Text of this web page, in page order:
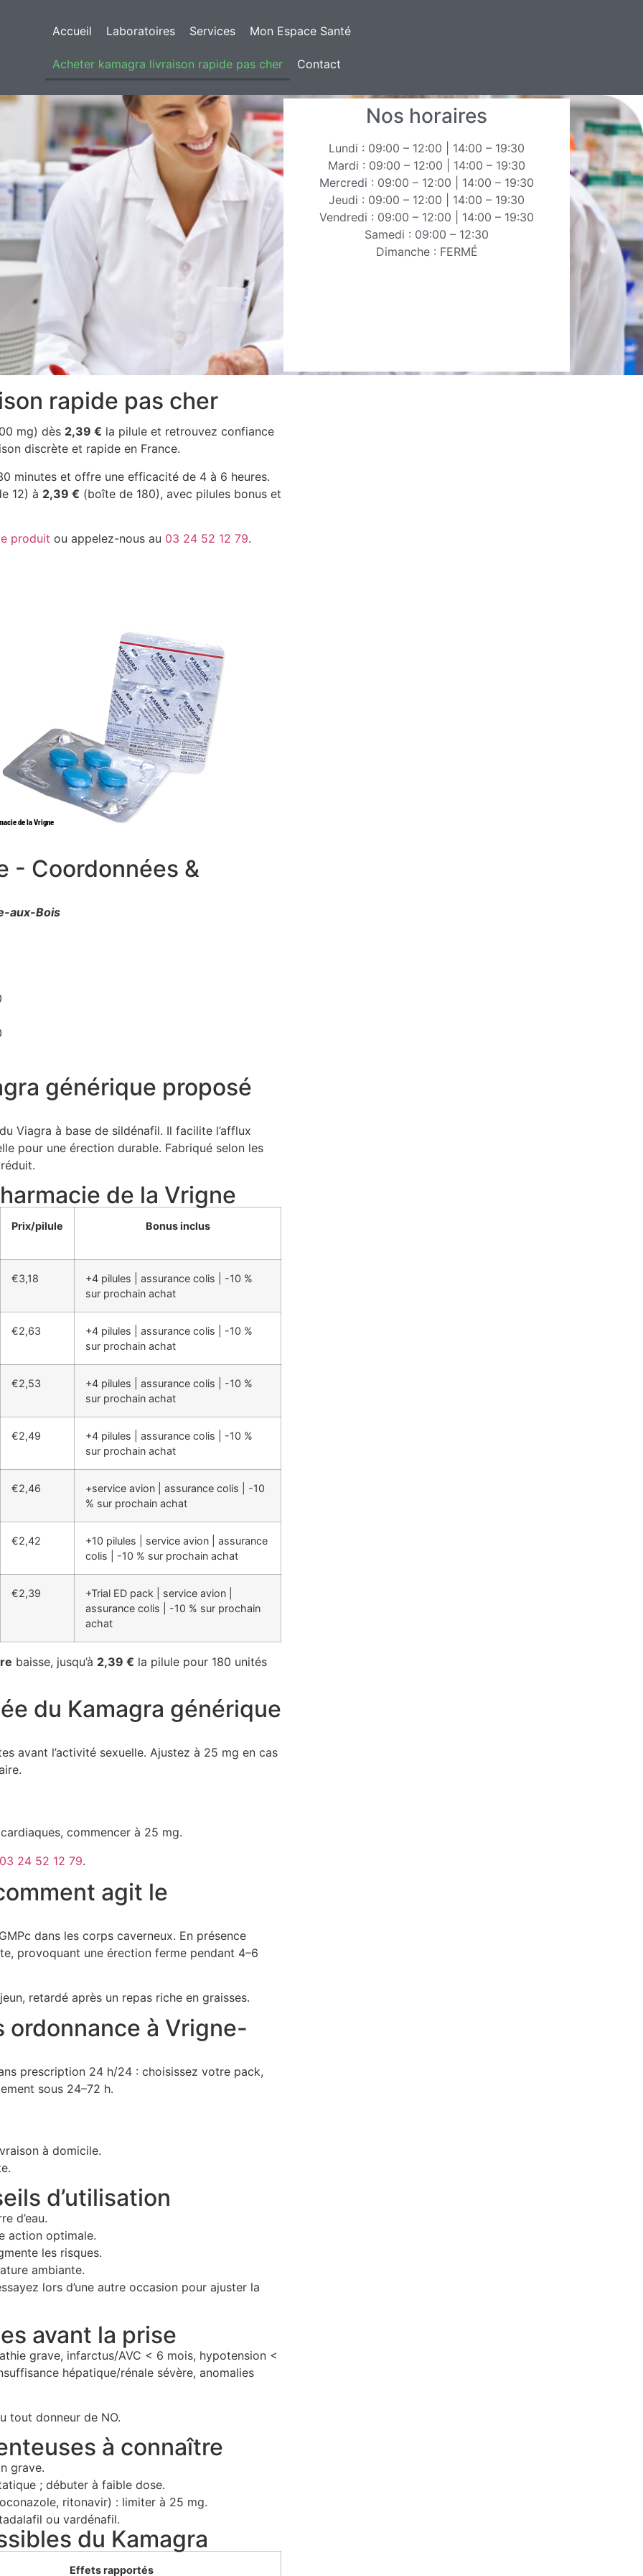
Accueil Laboratoires Services Mon Espace Santé
Acheter kamagra livraison rapide pas cher Contact
Nos horaires
Lundi : 09:00 – 12:00 | 14:00 – 19:30
Mardi : 09:00 – 12:00 | 14:00 – 19:30
Mercredi : 09:00 – 12:00 | 14:00 – 19:30
Jeudi : 09:00 – 12:00 | 14:00 – 19:30
Vendredi : 09:00 – 12:00 | 14:00 – 19:30
Samedi : 09:00 – 12:30
Dimanche : FERMÉ
rapide pas cher
mg) dès 2,39 € la pilule et retrouvez confiance
discrète et rapide en France.
minutes et offre une efficacité de 4 à 6 heures.
12) à 2,39 € (boîte de 180), avec pilules bonus et
produit ou appelez-nous au 03 24 52 12 79.
- Coordonnées &
aux-Bois
générique proposé
Viagra à base de sildénafil. Il facilite l’afflux
pour une érection durable. Fabriqué selon les
de la Vrigne
Prix/pilule Bonus inclus
€3,18
+4 pilules | assurance colis | -10 %
sur prochain achat
€2,63
+4 pilules | assurance colis | -10 %
sur prochain achat
€2,53
+4 pilules | assurance colis | -10 %
sur prochain achat
€2,49
+4 pilules | assurance colis | -10 %
sur prochain achat
€2,46
+service avion | assurance colis | -10
% sur prochain achat
€2,42
+10 pilules | service avion | assurance
colis | -10 % sur prochain achat
€2,39
+Trial ED pack | service avion |
assurance colis | -10 % sur prochain
achat
baisse, jusqu’à 2,39 € la pilule pour 180 unités
du Kamagra générique
avant l’activité sexuelle. Ajustez à 25 mg en cas
commencer à 25 mg.
03 24 52 12 79.
agit le
dans les corps caverneux. En présence
provoquant une érection ferme pendant 4–6
retardé après un repas riche en graisses.
ordonnance à Vrigne-
prescription 24 h/24 : choisissez votre pack,
sous 24–72 h.
à domicile.
d’utilisation
d’eau.
action optimale.
les risques.
ambiante.
lors d’une autre occasion pour ajuster la
avant la prise
grave, infarctus/AVC < 6 mois, hypotension <
hépatique/rénale sévère, anomalies
tout donneur de NO.
à connaître
grave.
; débuter à faible dose.
ritonavir) : limiter à 25 mg.
ou vardénafil.
du Kamagra
Effets rapportés